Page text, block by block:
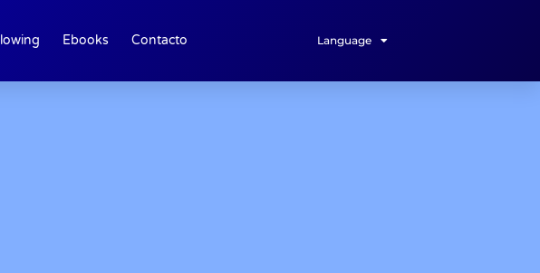
Ebooks Contacto Language